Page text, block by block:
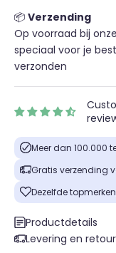
📦 Verzending
Op voorraad bij
speciaal voor je
verzonden
Meer dan 100.000
Gratis verzending
Dezelfde
Productdetails
Levering en retour